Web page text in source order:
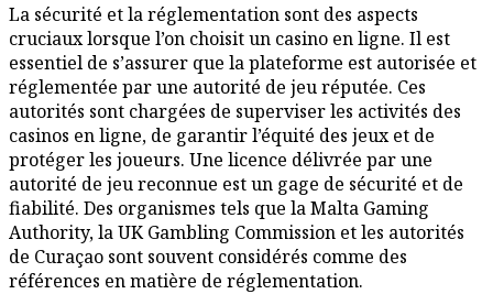
La sécurité et la réglementation sont des aspects
cruciaux lorsque l’on choisit un casino en ligne. Il est
essentiel de s’assurer que la plateforme est autorisée et
réglementée par une autorité de jeu réputée. Ces
autorités sont chargées de superviser les activités des
casinos en ligne, de garantir l’équité des jeux et de
protéger les joueurs. Une licence délivrée par une
autorité de jeu reconnue est un gage de sécurité et de
fiabilité. Des organismes tels que la Malta Gaming
Authority, la UK Gambling Commission et les autorités
de Curaçao sont souvent considérés comme des
références en matière de réglementation.